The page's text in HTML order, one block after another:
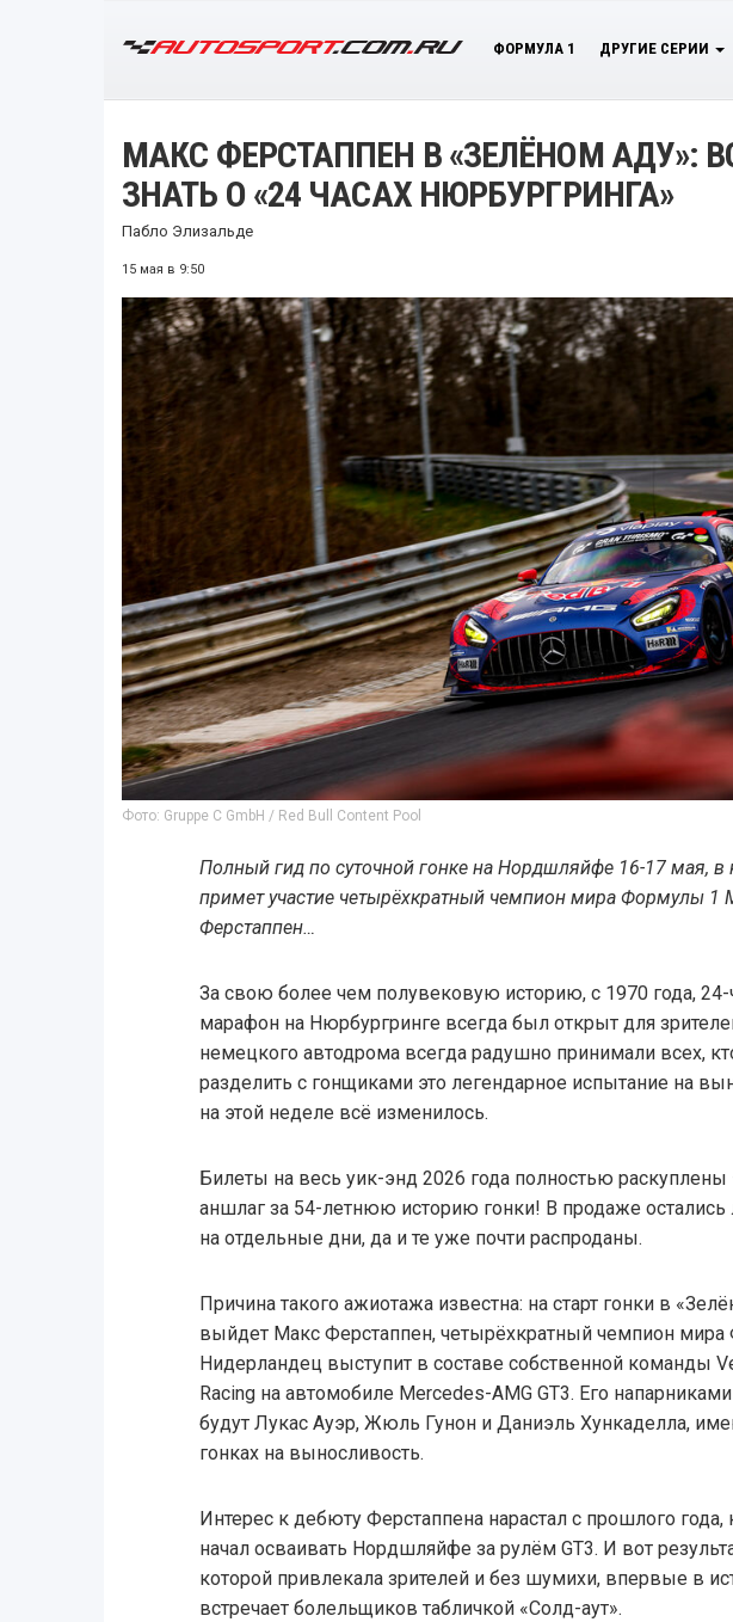
ФОРМУЛА 1 ДРУГИЕ СЕРИИ
МАКС ФЕРСТАППЕН В «ЗЕЛЁНОМ АДУ»:
ЗНАТЬ О «24 ЧАСАХ НЮРБУРГРИНГА»
Пабло Элизальде
15 мая в 9:50
Фото: Gruppe C GmbH / Red Bull Content Pool
Полный гид по суточной гонке на Нордшляйфе 16-17 мая, в
примет участие четырёхкратный чемпион мира Формулы 1
Ферстаппен…
За свою более чем полувековую историю, с 1970 года, 24-
марафон на Нюрбургринге всегда был открыт для
немецкого автодрома всегда радушно принимали всех,
разделить с гонщиками это легендарное испытание на
на этой неделе всё изменилось.
Билеты на весь уик-энд 2026 года полностью
аншлаг за 54-летнюю историю гонки! В продаже
на отдельные дни, да и те уже почти распроданы.
Причина такого ажиотажа известна: на старт гонки в
выйдет Макс Ферстаппен, четырёхкратный чемпион
Нидерландец выступит в составе собственной команды
Racing на автомобиле Mercedes-AMG GT3. Его
будут Лукас Ауэр, Жюль Гунон и Даниэль Хункаделла,
гонках на выносливость.
Интерес к дебюту Ферстаппена нарастал с прошлого года,
начал осваивать Нордшляйфе за рулём GT3. И вот
которой привлекала зрителей и без шумихи, впервые в
встречает болельщиков табличкой «Солд-аут».